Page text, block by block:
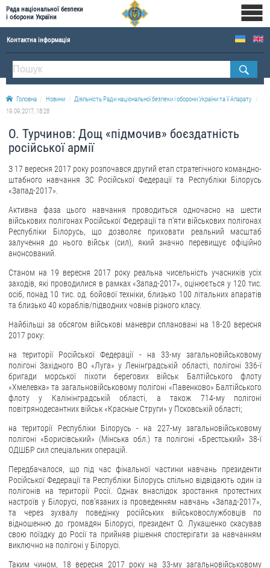
Рада національної безпеки
і оборони України
Контактна інформація
ПРО РНБОУ
Склад Ради національної безпеки і оборони України
Апарат Ради національної безпеки і оборони України
Історична довідка про діяльність Ради національної безпеки і оборони України
ПРЕСЦЕНТР
Новини
Drone Deals
Фотогалерея
ЗВЕРНЕННЯ ГРОМАДЯН
Електронне звернення
ДОСТУП ДО ПУБЛІЧНОЇ ІНФОРМАЦІЇ
Організація доступу до публічної інформації
Запит на отримання публічної інформації
Облік публічної інформації
Питання запобігання корупції
Публічні закупівлі
Внутрішній аудит
ДЕРЖАВНИЙ РЕЄСТР САНКЦІЙ
Головна Новини
Діяльність Ради національної безпеки і оборони України та її Апарату
19.09.2017, 18:28
О. Турчинов: Дощ «підмочив» боєздатність
російської армії
З 17 вересня 2017 року розпочався другий етап стратегічного командно-
штабного навчання ЗС Російської Федерації та Республіки Білорусь
«Запад-2017».
Активна фаза цього навчання проводиться одночасно на шести
військових полігонах Російської Федерації та п'яти військових полігонах
Республіки Білорусь, що дозволяє приховати реальний масштаб
залучення до нього військ (сил), який значно перевищує офіційно
анонсований.
Станом на 19 вересня 2017 року реальна чисельність учасників усіх
заходів, які проводилися в рамках «Запад-2017», оцінюється у 120 тис.
осіб, понад 10 тис. од. бойової техніки, близько 100 літальних апаратів
та близько 40 кораблів/підводних човнів різного класу.
Найбільші за обсягом військові маневри сплановані на 18-20 вересня
2017 року:
на території Російської Федерації - на 33-му загальновійськовому
полігоні Західного ВО «Луга» у Ленінградській області, полігоні 336-ї
бригади морської піхоти берегових військ Балтійського флоту
«Хмелевка» та загальновійськовому полігоні «Павенково» Балтійського
флоту у Калінінградській області, а також 714-му полігоні
повітрянодесантних військ «Красные Струги» у Псковській області;
на території Республіки Білорусь - на 227-му загальновійськовому
полігоні «Борисівський» (Мінська обл.) та полігоні «Брестський» 38-ї
ОДШБР сил спеціальних операцій.
Передбачалося, що під час фінальної частини навчань президенти
Російської Федерації та Республіки Білорусь спільно відвідають один із
полігонів на території Росії. Однак внаслідок зростання протестних
настроїв у Білорусі, пов'язаних із проведенням навчань «Запад-2017»,
та через зухвалу поведінку російських військовослужбовців по
відношенню до громадян Білорусі, президент О. Лукашенко скасував
свою поїздку до Росії та прийняв рішення спостерігати за навчанням
виключно на полігоні у Білорусі.
Таким чином, 18 вересня 2017 року на 33-му загальновійськовому